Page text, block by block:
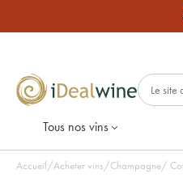
Tous nos vins
Accueil/Acheter vins/Champagne/